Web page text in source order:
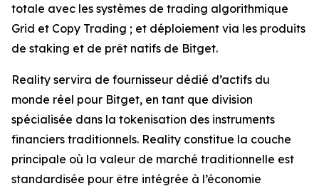
totale avec les systèmes de trading algorithmique
Grid et Copy Trading ; et déploiement via les produits
de staking et de prêt natifs de Bitget.
Reality servira de fournisseur dédié d’actifs du
monde réel pour Bitget, en tant que division
spécialisée dans la tokenisation des instruments
financiers traditionnels. Reality constitue la couche
principale où la valeur de marché traditionnelle est
standardisée pour être intégrée à l’économie